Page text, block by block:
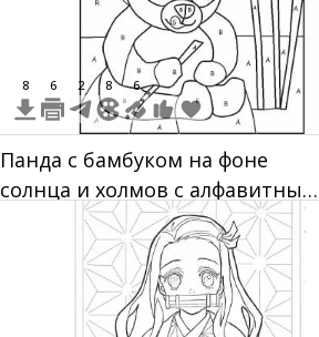
8 6 2 8 6
Панда с бамбуком на фоне
солнца и холмов с алфавитными
буквами на английском для
раскрашивания